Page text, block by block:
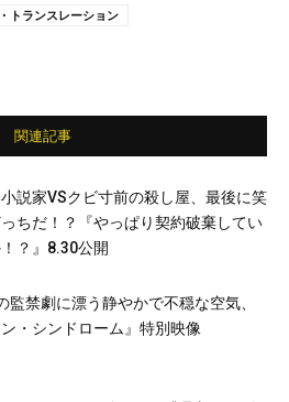
トランスレーション
関連記事
説家VSクビ寸前の殺し屋、最後に笑
ちだ！？『やっぱり契約破棄してい
？』8.30公開
監禁劇に漂う静やかで不穏な空気、
ン・シンドローム』特別映像